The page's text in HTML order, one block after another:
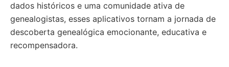
dados históricos e uma comunidade ativa de
genealogistas, esses aplicativos tornam a jornada de
descoberta genealógica emocionante, educativa e
recompensadora.